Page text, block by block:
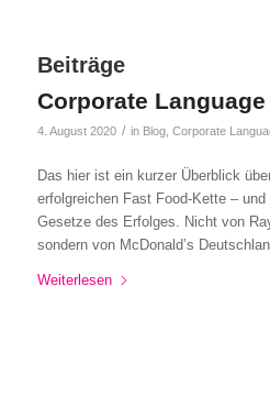
Beiträge
Corporate Language
4. August 2020 / in Blog, Corporate
Das hier ist ein kurzer Überblick
erfolgreichen Fast Food-Kette –
Gesetze des Erfolges. Nicht von
sondern von McDonald’s
Weiterlesen